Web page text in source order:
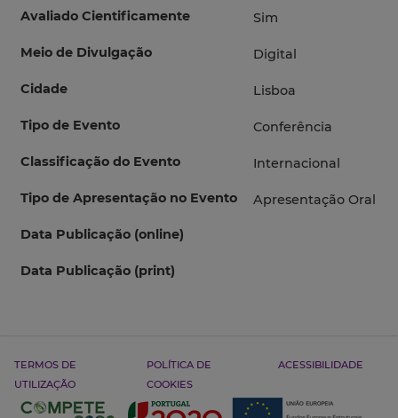
Avaliado Cientificamente Sim
Meio de Divulgação Digital
Cidade Lisboa
Tipo de Evento Conferência
Classificação do Evento Internacional
Tipo de Apresentação no Evento Apresentação Oral
Data Publicação (online)
Data Publicação (print)
TERMOS DE
UTILIZAÇÃO
POLÍTICA DE
COOKIES
ACESSIBILIDADE